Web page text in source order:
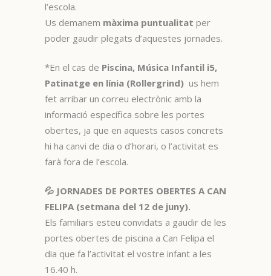
l’escola.
Us demanem màxima puntualitat per
poder gaudir plegats d’aquestes jornades.
*En el cas de Piscina, Música Infantil i5,
Patinatge en línia (Rollergrind) us hem
fet arribar un correu electrònic amb la
informació específica sobre les portes
obertes, ja que en aquests casos concrets
hi ha canvi de dia o d’horari, o l’activitat es
farà fora de l’escola.
💦 JORNADES DE PORTES OBERTES A CAN
FELIPA (setmana del 12 de juny).
Els familiars esteu convidats a gaudir de les
portes obertes de piscina a Can Felipa el
dia que fa l’activitat el vostre infant a les
16.40 h.